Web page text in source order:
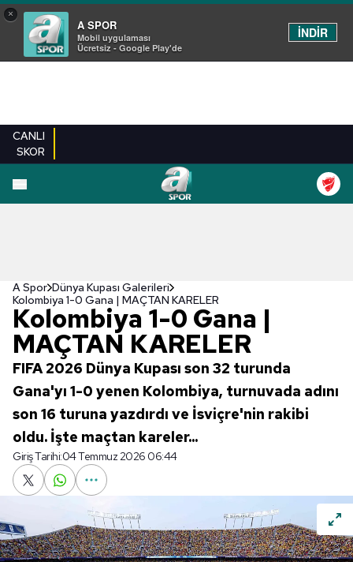
×
A SPOR
Mobil uygulaması
Ücretsiz - Google Play'de
İNDİR
CANLI
SKOR
EN YENILER
A Spor Dünya Kupası Galerileri
Kolombiya 1-0 Gana | MAÇTAN KARELER
Kolombiya 1-0 Gana |
MAÇTAN KARELER
FIFA 2026 Dünya Kupası son 32 turunda
Gana'yı 1-0 yenen Kolombiya, turnuvada adını
son 16 turuna yazdırdı ve İsviçre'nin rakibi
oldu. İşte maçtan kareler...
Giriş Tarihi:04 Temmuz 2026 06:44